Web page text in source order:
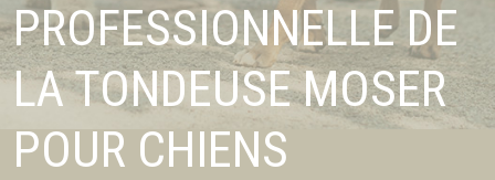
PROFESSIONNELLE DE
LA TONDEUSE MOSER
POUR CHIENS